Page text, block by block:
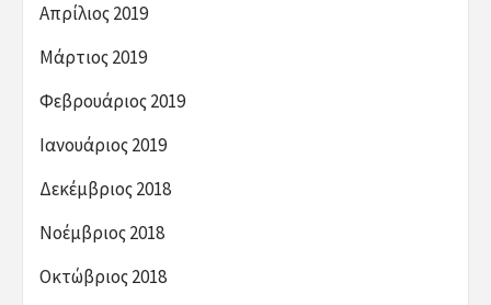
Απρίλιος 2019
Μάρτιος 2019
Φεβρουάριος 2019
Ιανουάριος 2019
Δεκέμβριος 2018
Νοέμβριος 2018
Οκτώβριος 2018